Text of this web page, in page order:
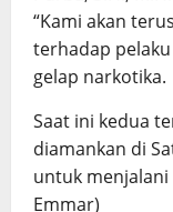
“Kami akan
terhadap
gelap narkotika.
Saat ini kedua
diamankan di
untuk
Emmar)